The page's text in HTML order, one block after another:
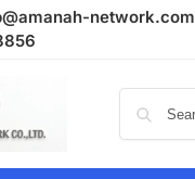
network.com